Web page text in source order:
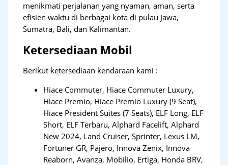
menikmati perjalanan yang nyaman, aman, serta
efisien waktu di berbagai kota di pulau Jawa,
Sumatra, Bali, dan Kalimantan.
Ketersediaan Mobil
Berikut ketersediaan kendaraan kami :
Hiace Commuter, Hiace Commuter Luxury,
Hiace Premio, Hiace Premio Luxury (9 Seat),
Hiace President Suites (7 Seats), ELF Long, ELF
Short, ELF Terbaru, Alphard Facelift, Alphard
New 2024, Land Cruiser, Sprinter, Lexus LM,
Fortuner GR, Pajero, Innova Zenix, Innova
Reaborn, Avanza, Mobilio, Ertiga, Honda BRV,